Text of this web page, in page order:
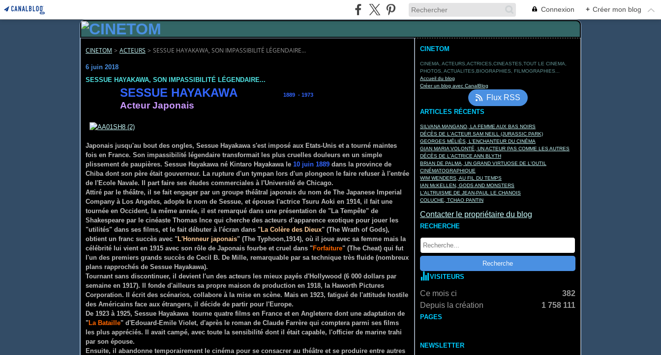
Connexion + Créer mon blog
CINETOM > ACTEURS > SESSUE HAYAKAWA, SON IMPASSIBILITÉ LÉGENDAIRE...
6 juin 2018
SESSUE HAYAKAWA, SON IMPASSIBILITÉ LÉGENDAIRE...
SESSUE HAYAKAWA 1889 - 1973
Acteur Japonais
Japonais jusqu'au bout des ongles, Sessue Hayakawa s'est imposé aux Etats-Unis et a tourné maintes
fois en France. Son impassibilité légendaire transformait les plus cruelles douleurs en un simple
plissement de paupières. Sessue Hayakawa né Kintaro Hayakawa le 10 juin 1889 dans la province de
Chiba dont son père était gouverneur. La rupture d'un tympan lors d'un plongeon le faire refuser à l'entrée
de l'Ecole Navale. Il part faire ses études commerciales à l'Université de Chicago.
Attiré par le théâtre, il se fait engager par un groupe théâtral japonais du nom de The Japanese Imperial
Company à Los Angeles, adopte le nom de Sessue, et épouse l'actrice Tsuru Aoki en 1914, il fait une
tournée en Occident, la même année, il est remarqué dans une présentation de "La Tempête" de
Shakespeare par le cinéaste Thomas Ince qui cherche des acteurs d'apparence exotique pour jouer les
"utilités" dans ses films, et le fait débuter à l'écran dans "La Colère des Dieux" (The Wrath of Gods),
obtient un franc succès avec "L'Honneur japonais" (The Typhoon,1914), où il joue avec sa femme mais la
célébrité lui vient en 1915 avec son rôle de Japonais fourbe et cruel dans "Forfaiture" (The Cheat) qui fut
l'un des premiers grands succès de Cecil B. De Mille, remarquable par sa technique très fluide (nombreux
plans rapprochés de Sessue Hayakawa).
Tournant sans discontinuer, il devient l'un des acteurs les mieux payés d'Hollywood (6 000 dollars par
semaine en 1917). Il fonde d'ailleurs sa propre maison de production en 1918, la Haworth Pictures
Corporation. Il écrit des scénarios, collabore à la mise en scène. Mais en 1923, fatigué de l'attitude hostile
des Américains face aux étrangers, il décide de partir pour l'Europe.
De 1923 à 1925, Sessue Hayakawa tourne quatre films en France et en Angleterre dont une adaptation de
"La Bataille" d'Edouard-Emile Violet, d'après le roman de Claude Farrère qui comptera parmi ses films
les plus appréciés. Il avait campé, avec toute la sensibilité dont il était capable, l'officier de marine trahi
par son épouse.
Ensuite, il abandonne temporairement le cinéma pour se consacrer au théâtre et se produire entre autres
CINETOM
CINEMA, ACTEURS,ACTRICES,CINEASTES,TOUT LE CINEMA,
PHOTOS, ACTUALITES,BIOGRAPHIES, FILMOGRAPHIES...
Accueil du blog
Créer un blog avec CanalBlog
Flux RSS
ARTICLES RÉCENTS
SILVANA MANGANO, LA FEMME AUX BAS NOIRS
DÉCÈS DE L'ACTEUR SAM NEILL (JURASSIC PARK)
GEORGES MÉLIÈS, L'ENCHANTEUR DU CINÉMA
GIAN MARIA VOLONTÉ, UN ACTEUR PAS COMME LES AUTRES
DÉCÈS DE L'ACTRICE ANN BLYTH
BRIAN DE PALMA, UN GRAND VIRTUOSE DE L'OUTIL
CINÉMATOGRAPHIQUE
WIM WENDERS, AU FIL DU TEMPS
IAN McKELLEN, GODS AND MONSTERS
L'ALTRUISME DE JEAN-PAUL LE CHANOIS
COLUCHE, TCHAO PANTIN
Contacter le propriétaire du blog
RECHERCHE
VISITEURS
Ce mois ci
382
Depuis la création
1 758 111
PAGES
NEWSLETTER